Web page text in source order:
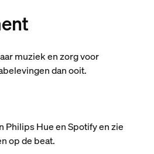
muziek en zorg voor
dan ooit.
Philips Hue en Spotify en zie
op de beat.